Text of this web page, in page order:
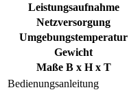
Leistungsaufnahme
Netzversorgung
Umgebungstemperatur
Gewicht
Maße B x H x T
Bedienungsanleitung